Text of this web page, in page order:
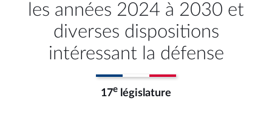
les années 2024 à 2030 et
diverses dispositions
intéressant la défense
17e législature